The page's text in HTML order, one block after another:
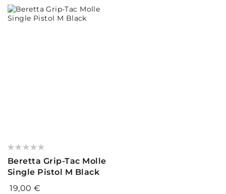
Valutazione:
Beretta Grip-Tac Molle
Single Pistol M Black
19,00 €